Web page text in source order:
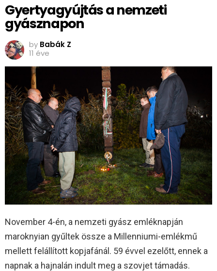
Gyertyagyújtás a nemzeti
gyásznapon
by Babák Z
11 éve
November 4-én, a nemzeti gyász emléknapján
maroknyian gyűltek össze a Millenniumi-emlékmű
mellett felállított kopjafánál. 59 évvel ezelőtt, ennek a
napnak a hajnalán indult meg a szovjet támadás.